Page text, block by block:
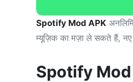
Spotify Mod APK
म्यूज़िक का मज़ा ले सकते हैं, नए
Spotify Mod